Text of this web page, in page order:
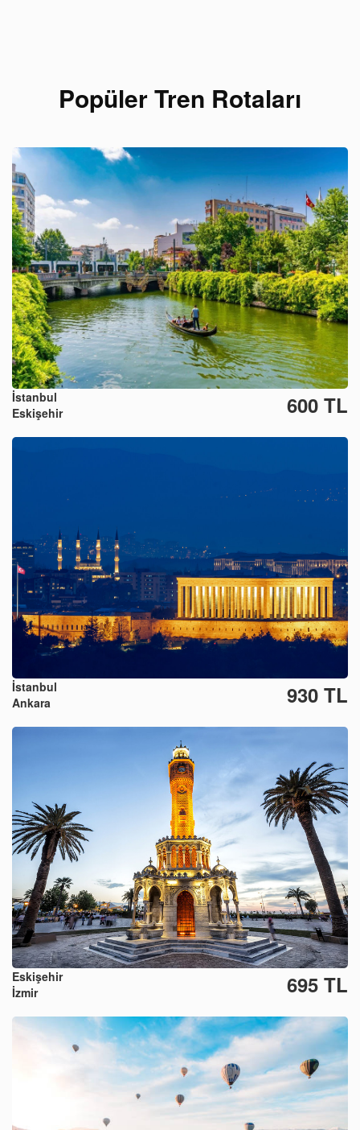
Popüler Tren Rotaları
İstanbul
Eskişehir
600 TL
İstanbul
Ankara
930 TL
Eskişehir
İzmir
695 TL